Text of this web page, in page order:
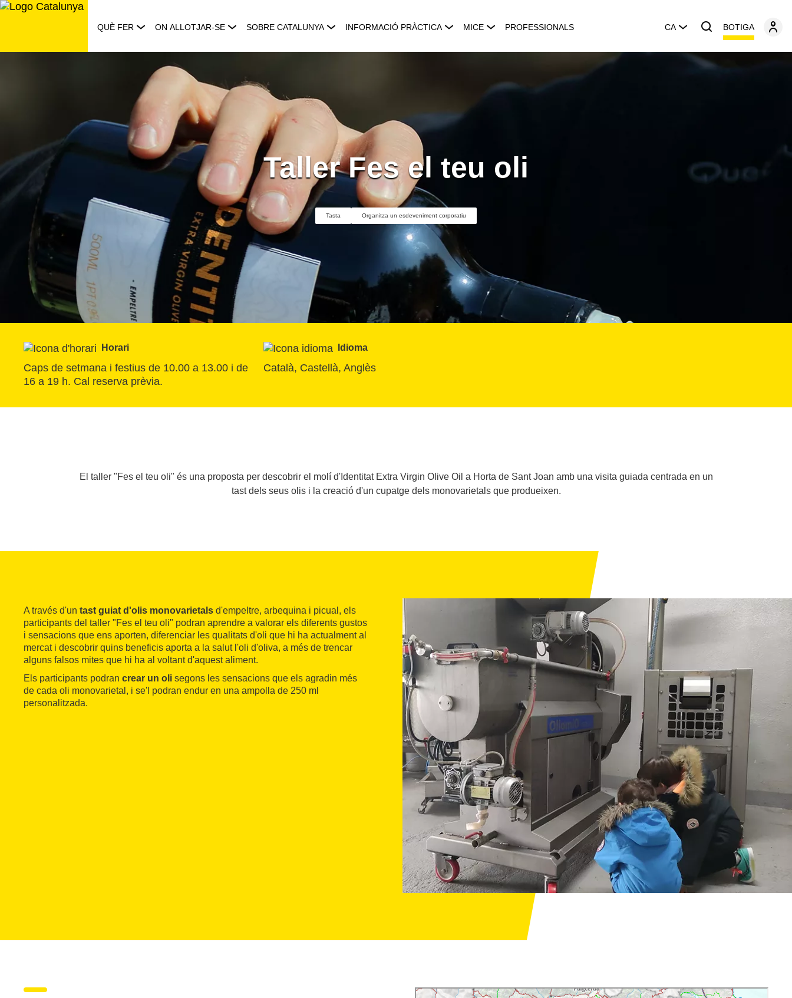
Saltar
QUÈ FER ON ALLOTJAR-SE SOBRE CATALUNYA INFORMACIÓ PRÀCTICA MICE PROFESSIONALS CA BOTIGA
Taller Fes el teu oli
Tasta Organitza un esdeveniment corporatiu
Horari
Caps de setmana i festius de 10.00 a 13.00 i de
16 a 19 h. Cal reserva prèvia.
Idioma
Català, Castellà, Anglès
El taller "Fes el teu oli" és una proposta per descobrir el molí d'Identitat Extra Virgin Olive Oil a Horta de Sant Joan amb una visita guiada centrada en un
tast dels seus olis i la creació d'un cupatge dels monovarietals que produeixen.
A través d'un tast guiat d'olis monovarietals d'empeltre, arbequina i picual, els
participants del taller "Fes el teu oli" podran aprendre a valorar els diferents gustos
i sensacions que ens aporten, diferenciar les qualitats d'oli que hi ha actualment al
mercat i descobrir quins beneficis aporta a la salut l'oli d'oliva, a més de trencar
alguns falsos mites que hi ha al voltant d'aquest aliment.
Els participants podran crear un oli segons les sensacions que els agradin més
de cada oli monovarietal, i se'l podran endur en una ampolla de 250 ml
personalitzada.